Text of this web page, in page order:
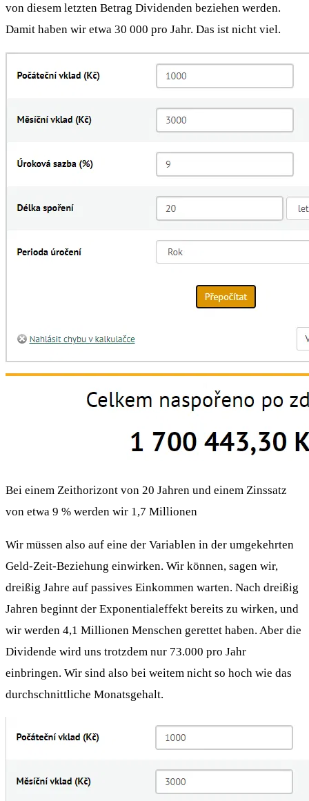
von diesem letzten Betrag Dividenden beziehen werden.
Damit haben wir etwa 30 000 pro Jahr. Das ist nicht viel.
Bei einem Zeithorizont von 20 Jahren und einem Zinssatz
von etwa 9 % werden wir 1,7 Millionen
Wir müssen also auf eine der Variablen in der umgekehrten
Geld-Zeit-Beziehung einwirken. Wir können, sagen wir,
dreißig Jahre auf passives Einkommen warten. Nach dreißig
Jahren beginnt der Exponentialeffekt bereits zu wirken, und
wir werden 4,1 Millionen Menschen gerettet haben. Aber die
Dividende wird uns trotzdem nur 73.000 pro Jahr
einbringen. Wir sind also bei weitem nicht so hoch wie das
durchschnittliche Monatsgehalt.